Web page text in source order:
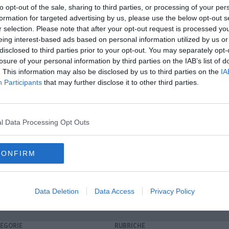
opt-out of the sale, sharing to third parties, or processing of your
for targeted advertising by us, please use the below opt-out
selection. Please note that after your opt-out request is processed
interest-based ads based on personal information utilized by us
to third parties prior to your opt-out. You may separately
of your personal information by third parties on the IAB’s list of
This information may also be disclosed by us to third parties on the
Participants that may further disclose it to other third parties.
Data Processing Opt Outs
Data Deletion Data Access Privacy Policy
iscriviti alla Newsletter QUInews - ToscanaMedia.
nella tua casella di posta.
diana giuntini
RUBRICHE